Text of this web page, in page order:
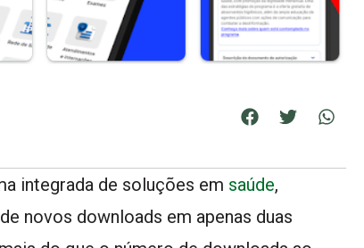
integrada de soluções em saúde,
novos downloads em apenas duas